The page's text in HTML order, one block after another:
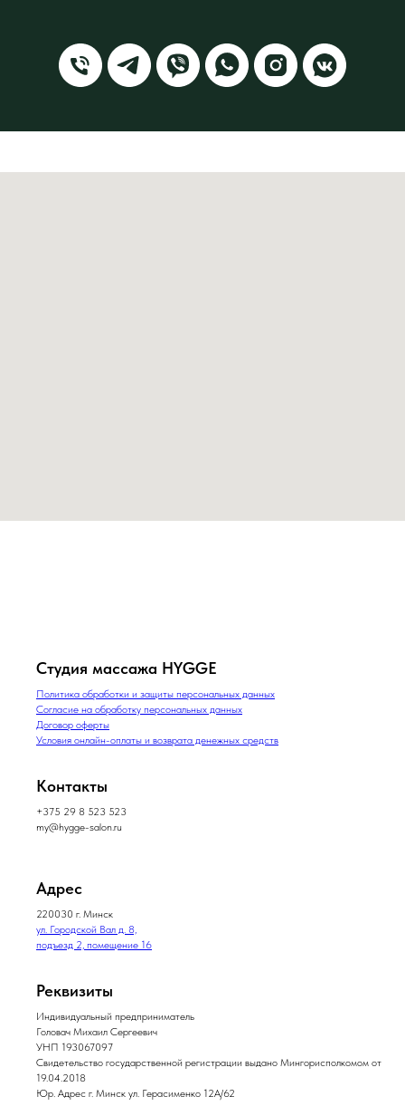
Студия массажа HYGGE
Политика обработки и защиты персональных данных
Согласие на обработку персональных данных
Договор оферты
Условия онлайн-оплаты и возврата денежных средств
Контакты
+375 29 8 523 523
my@hygge-salon.ru
Адрес
220030 г. Минск
ул. Городской Вал д. 8,
подъезд 2, помещение 16
Реквизиты
Индивидуальный предприниматель
Головач Михаил Сергеевич
УНП 193067097
Свидетельство государственной регистрации выдано Мингорисполкомом от
19.04.2018
Юр. Адрес г. Минск ул. Герасименко 12А/62